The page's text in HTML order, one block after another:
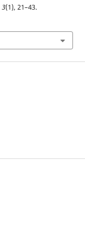
3(1), 21–43.